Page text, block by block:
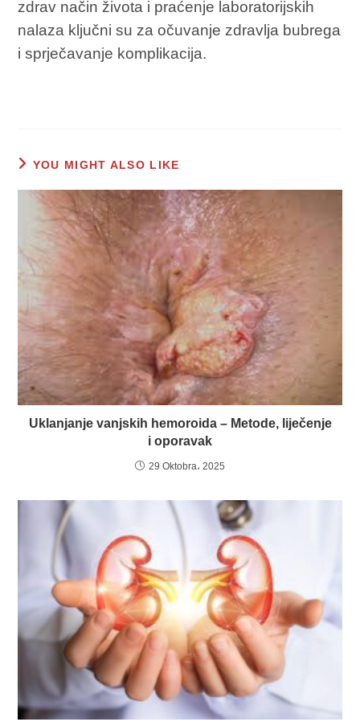
zdrav način života i praćenje laboratorijskih
nalaza ključni su za očuvanje zdravlja bubrega
i sprječavanje komplikacija.
YOU MIGHT ALSO LIKE
Uklanjanje vanjskih hemoroida – Metode, liječenje
i oporavak
29 Oktobra، 2025